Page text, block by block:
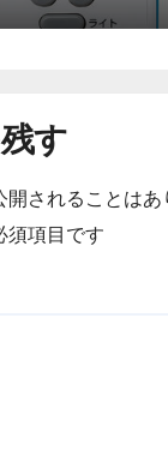
す
されることはあ
須項目です